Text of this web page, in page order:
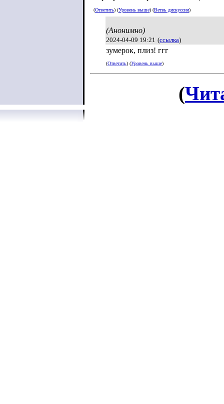
(Ответить) (Уровень выше) (Ветвь дискуссии)
(Анонимно)
2024-04-09 19:21 (ссылка)
зумерок, плиз! ггг
(Ответить) (Уровень выше)
(